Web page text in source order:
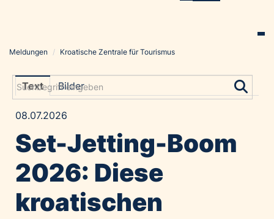
Grayling Agentur
Alawyer
Amadeus Austrian Music Awards
Bolt
Constantia Flexibles
Costa Kreuzfahrten
Meldungen / Kroatische Zentrale für Tourismus
Text Bilder
08.07.2026
Set-Jetting-Boom
2026: Diese
kroatischen